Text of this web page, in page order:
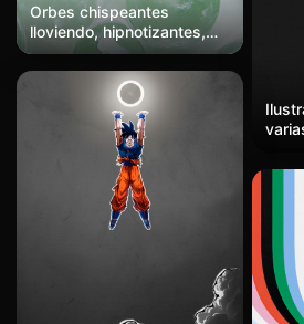
Orbes chispeantes
lloviendo, hipnotizantes,
caos turquesa